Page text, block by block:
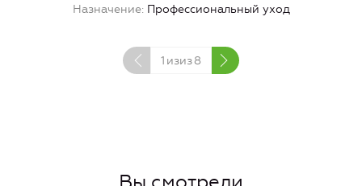
Назначение Профессиональный уход
1 изиз8